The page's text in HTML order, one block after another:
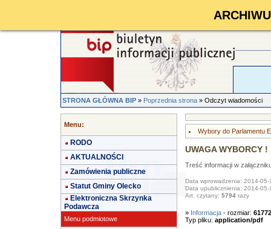
STRONA GŁÓWNA BIP»Poprzednia strona» Odczyt wiadomości
Menu:
RODO
AKTUALNOŚCI
Zamówienia publiczne
Statut Gminy Olecko
Elektroniczna Skrzynka
Podawcza
Menu podmiotowe
Wybory do Parlamentu
UWAGA WYBORCY !
Treść informacji w
Data wprowadzenia: 2014-05-
Data upublicznienia: 2014-05-
Art. czytany: 5794razy
» Informacja- rozmiar: 61772
Typ pliku: application/pdf